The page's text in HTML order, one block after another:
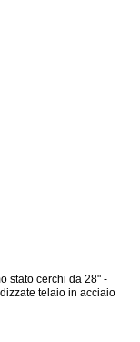
stato cerchi da 28" -
telaio in acciaio